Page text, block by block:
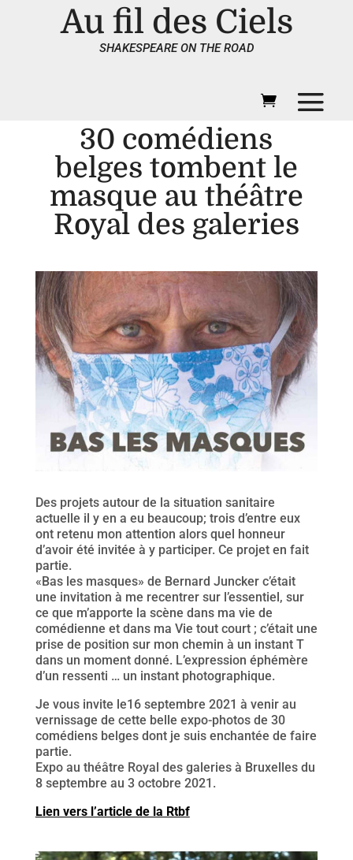
Au fil des Ciels
SHAKESPEARE ON THE ROAD
30 comédiens
belges tombent le
masque au théâtre
Royal des galeries
Des projets autour de la situation sanitaire
actuelle il y en a eu beaucoup; trois d’entre eux
ont retenu mon attention alors quel honneur
d’avoir été invitée à y participer. Ce projet en fait
partie.
«Bas les masques» de Bernard Juncker c’était
une invitation à me recentrer sur l’essentiel, sur
ce que m’apporte la scène dans ma vie de
comédienne et dans ma Vie tout court ; c’était une
prise de position sur mon chemin à un instant T
dans un moment donné. L’expression éphémère
d’un ressenti … un instant photographique.
Je vous invite le16 septembre 2021 à venir au
vernissage de cette belle expo-photos de 30
comédiens belges dont je suis enchantée de faire
partie.
Expo au théâtre Royal des galeries à Bruxelles du
8 septembre au 3 octobre 2021.
Lien vers l’article de la Rtbf